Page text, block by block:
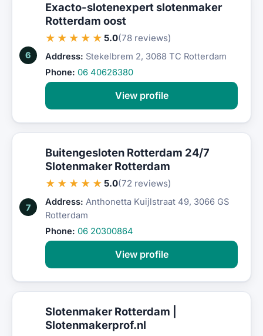
6
Exacto-slotenexpert slotenmaker
Rotterdam oost
★★★★★ 5.0(78 reviews)
Address: Stekelbrem 2, 3068 TC Rotterdam
Phone: 06 40626380
View profile
7
Buitengesloten Rotterdam 24/7
Slotenmaker Rotterdam
★★★★★ 5.0(72 reviews)
Address: Anthonetta Kuijlstraat 49, 3066 GS
Rotterdam
Phone: 06 20300864
View profile
Slotenmaker Rotterdam |
Slotenmakerprof.nl